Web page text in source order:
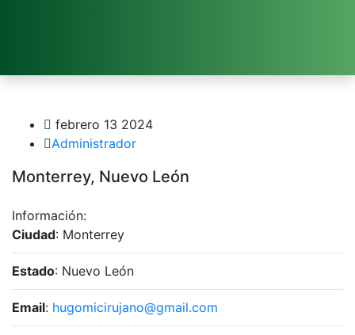
febrero 13 2024
Administrador
Monterrey, Nuevo León
Información:
Ciudad: Monterrey
Estado: Nuevo León
Email: hugomicirujano@gmail.com